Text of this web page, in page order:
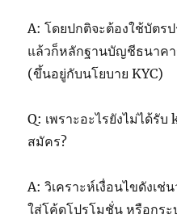
A: โดยปกติจะต้องใช้บัตร
แล้วก็หลักฐานบัญชีธนาค
(ขึ้นอยู่กับนโยบาย KYC)
Q: เพราะอะไรยังไม่ได้รับ
สมัคร?
A: วิเคราะห์เงื่อนไขดังเช่
ใส่โค้ดโปรโมชั่น หรือกร